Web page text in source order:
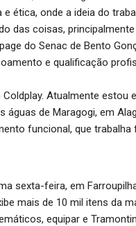
ética, onde a ideia do
das coisas,
do Senac de Bento
e qualificação
Atualmente estou
águas de Maragogi, em
funcional, que
sexta-feira, em
mais de 10 mil itens da
equipar e